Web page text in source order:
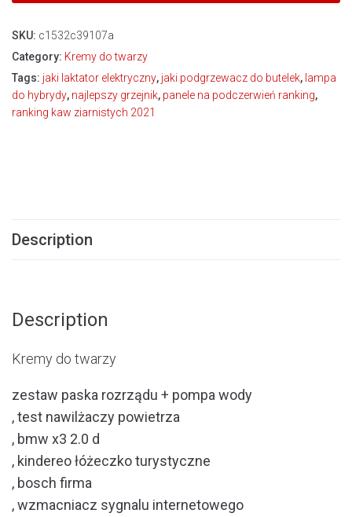
SKU: c1532c39107a
Category: Kremy do twarzy
Tags: jaki laktator elektryczny, jaki podgrzewacz do butelek, lampa
do hybrydy, najlepszy grzejnik, panele na podczerwień ranking,
ranking kaw ziarnistych 2021
Description
Description
Kremy do twarzy
zestaw paska rozrządu + pompa wody
, test nawilżaczy powietrza
, bmw x3 2.0 d
, kindereo łóżeczko turystyczne
, bosch firma
, wzmacniacz sygnalu internetowego